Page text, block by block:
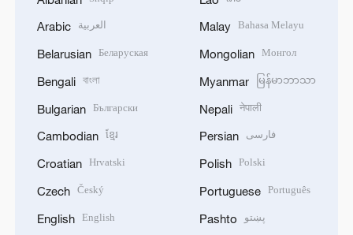
Arabic العربية
Belarusian Беларуская
Bengali বাংলা
Bulgarian Български
Cambodian ខ្មែរ
Croatian Hrvatski
Czech Český
English English
Malay Bahasa Melayu
Mongolian Монгол
Myanmar မြန်မာဘာသာ
Nepali नेपाली
Persian فارسی
Polish Polski
Portuguese Português
Pashto پښتو